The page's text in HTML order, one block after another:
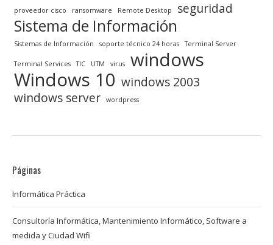
proveedor cisco ransomware Remote Desktop seguridad
Sistema de Información
Sistemas de Información soporte técnico 24 horas Terminal Server
Terminal Services TIC UTM virus
windows
Windows 10 windows 2003
windows server
wordpress
Páginas
Informática Práctica
Consultoría Informática, Mantenimiento Informático, Software a
medida y Ciudad Wifi